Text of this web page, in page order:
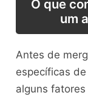
O que
um
Antes de
específicas
alguns